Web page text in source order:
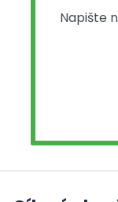
Napište